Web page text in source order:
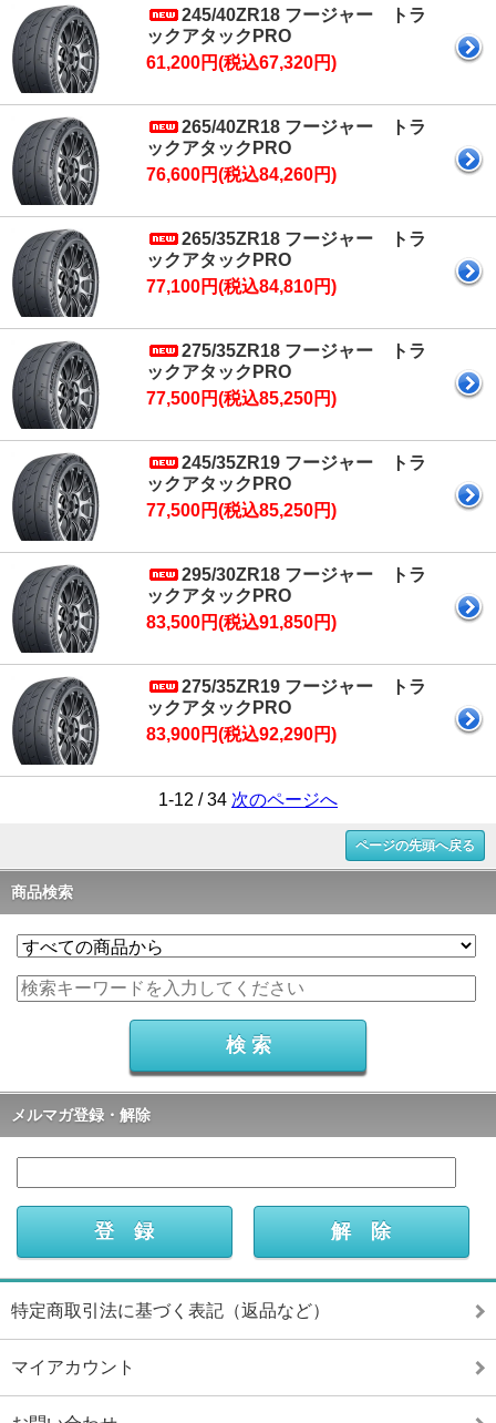
245/40ZR18 フージャー トラ
ックアタックPRO
61,200円(税込67,320円)
265/40ZR18 フージャー トラ
ックアタックPRO
76,600円(税込84,260円)
265/35ZR18 フージャー トラ
ックアタックPRO
77,100円(税込84,810円)
275/35ZR18 フージャー トラ
ックアタックPRO
77,500円(税込85,250円)
245/35ZR19 フージャー トラ
ックアタックPRO
77,500円(税込85,250円)
295/30ZR18 フージャー トラ
ックアタックPRO
83,500円(税込91,850円)
275/35ZR19 フージャー トラ
ックアタックPRO
83,900円(税込92,290円)
1-12 / 34 次のページへ
ページの先頭へ戻る
商品検索
メルマガ登録・解除
特定商取引法に基づく表記（返品など）
マイアカウント